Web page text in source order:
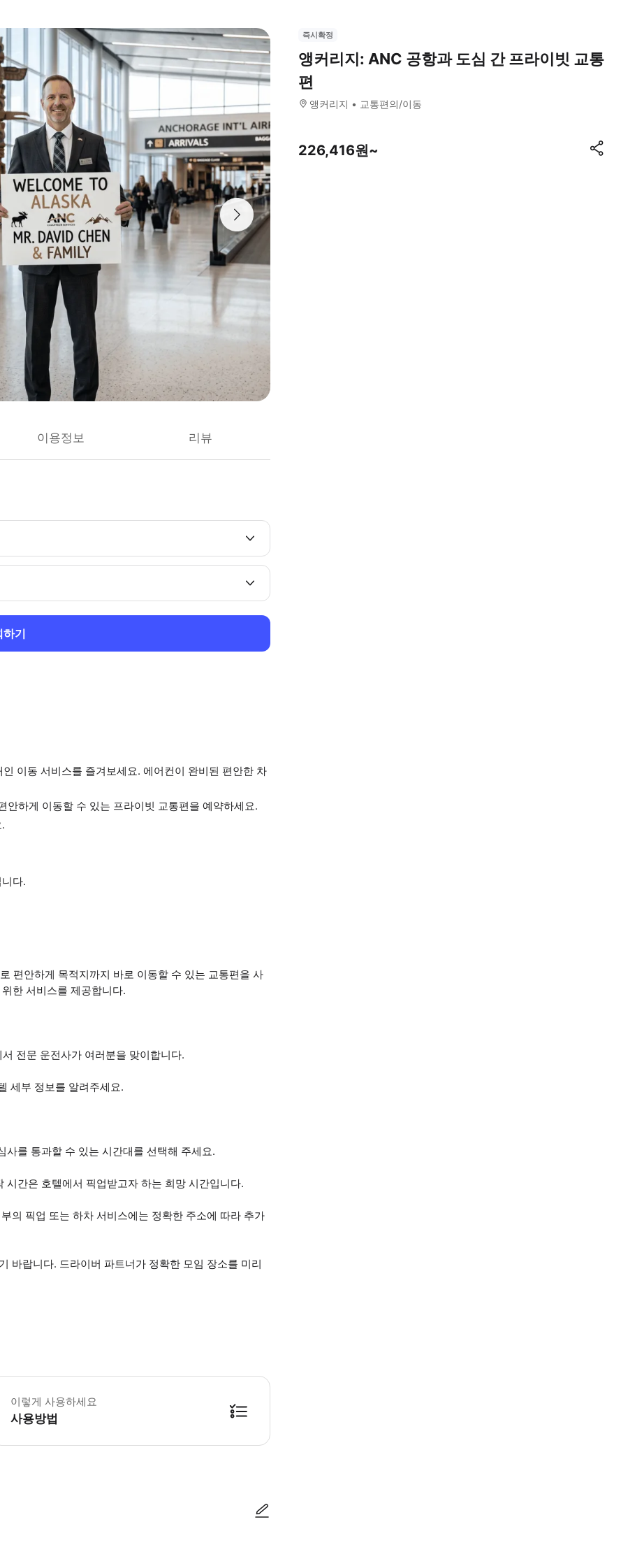
이용정보 리뷰
하기
이동 서비스를 즐겨보세요. 에어컨이 완비된 편안한 차
하게 이동할 수 있는 프라이빗 교통편을 예약하세요.
다.
편안하게 목적지까지 바로 이동할 수 있는 교통편을 사
한 서비스를 제공합니다.
전문 운전사가 여러분을 맞이합니다.
세부 정보를 알려주세요.
를 통과할 수 있는 시간대를 선택해 주세요.
간은 호텔에서 픽업받고자 하는 희망 시간입니다.
의 픽업 또는 하차 서비스에는 정확한 주소에 따라 추가
바랍니다. 드라이버 파트너가 정확한 모임 장소를 미리
를 통해 메모를 남기거나 이메일을 보내 항공편 번호, 하차 주소, 출발 관련 지침을 알려주세요. 유효한 하차 주소가 없는 경우 서비스를 제
이렇게 사용하세요
사용방법
즉시확정
앵커리지: ANC 공항과 도심 간 프라이빗 교통
편
앵커리지 교통편의/이동
226,416원~